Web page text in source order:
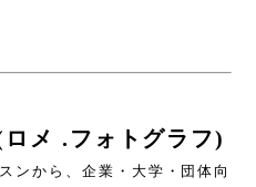
メ .フォトグラフ)
ンから、企業・大学・団体向